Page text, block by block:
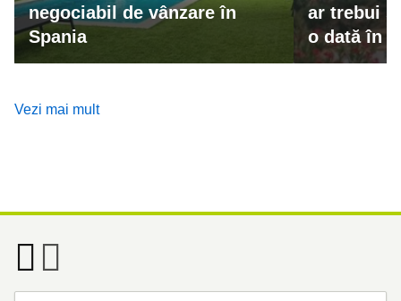
negociabil de vânzare în
Spania
ar trebui
o dată în
Vezi mai mult